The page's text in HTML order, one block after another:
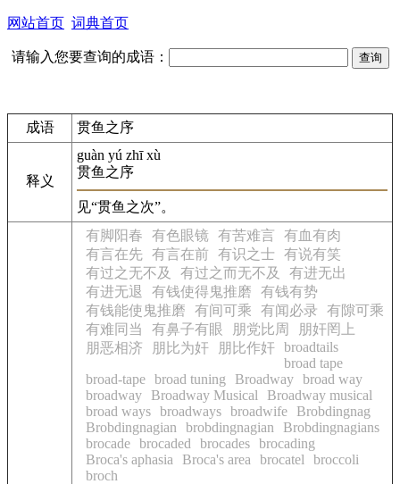
网站首页 词典首页
请输入您要查询的成语：
成语 贯鱼之序
释义
guàn yú zhī xù
贯鱼之序
见“贯鱼之次”。
有脚阳春 有色眼镜 有苦难言
有血有肉
有言在先 有言在前 有识之士
有说有笑
有过之无不及
有过之而无不及
有进无出
有进无退
有钱使得鬼推磨
有钱有势
有钱能使鬼推磨
有间可乘 有闻必录
有隙可乘
有难同当
有鼻子有眼 朋党比周
朋奸罔上
朋恶相济
朋比为奸 朋比作奸 broadtails
broad tape
broad-tape broad tuning Broadway broad way
broadway
Broadway Musical
Broadway musical
broad ways broadways broadwife
Brobdingnag
Brobdingnagian
brobdingnagian
Brobdingnagians
brocade brocaded brocades brocading
Broca's aphasia
Broca's area brocatel
broccoli
broch